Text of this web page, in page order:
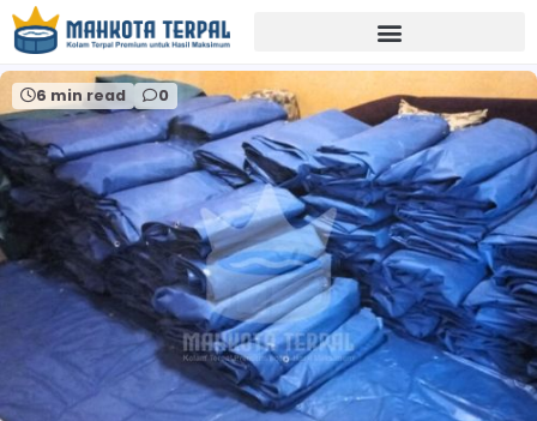
Home jual terpal kolam surakarta
6 min read 0